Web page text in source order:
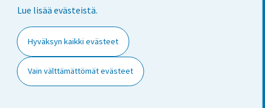
Lue lisää evästeistä.
Hyväksyn kaikki evästeet
Vain välttämättömät evästeet
Saavutettavuus
Tietoa sivustosta
Evästeasetukset